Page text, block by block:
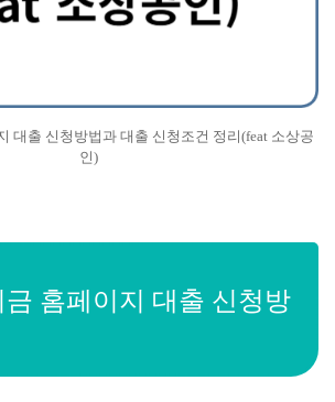
대출 신청방법과 대출 신청조건 정리(feat 소상공
인)
홈페이지 대출 신청방